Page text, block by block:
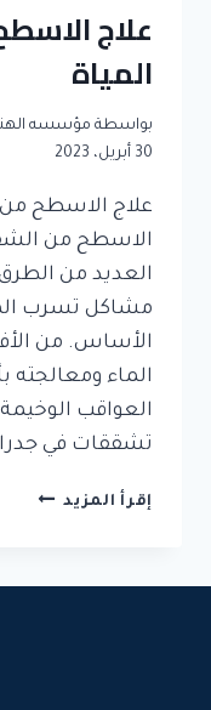
علاج
المياة
بواسطة مؤسسه
30 أبريل، 2023
علاج الاسطح
الاسطح من
العديد من
مشاكل تسرب
الأساس. من
الماء
العواقب
تشققات في
إقرأ المزيد علاج